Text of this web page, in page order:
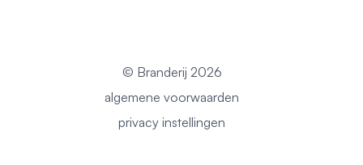
© Branderij 2026
algemene voorwaarden
privacy instellingen